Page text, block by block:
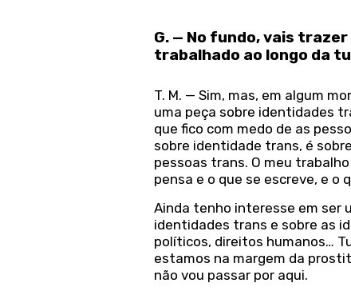
G. — No fundo, vais
trabalhado ao longo da
T. M. — Sim, mas, em algum
uma peça sobre identidades
que fico com medo de as
sobre identidade trans, é
pessoas trans. O meu
pensa e o que se escreve, e
Ainda tenho interesse em ser
identidades trans e sobre as
políticos, direitos humanos…
estamos na margem da
não vou passar por aqui.